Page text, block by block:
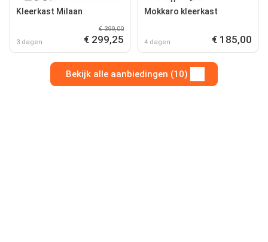
Kleerkast Milaan
3 dagen
€ 399,00
€ 299,25
Mokkaro kleerkast
4 dagen € 185,00
Bekijk alle aanbiedingen (10)